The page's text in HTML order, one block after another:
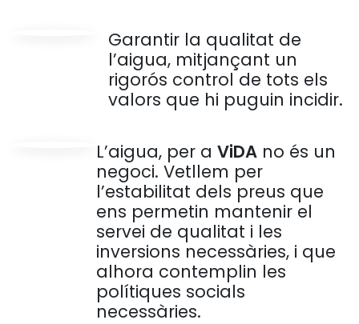
Garantir la qualitat de
l’aigua, mitjançant un
rigorós control de tots els
valors que hi puguin incidir.
L’aigua, per a ViDAno és un
negoci. Vetllem per
l’estabilitat dels preus que
ens permetin mantenir el
servei de qualitat i les
inversions necessàries, i que
alhora contemplin les
polítiques socials
necessàries.